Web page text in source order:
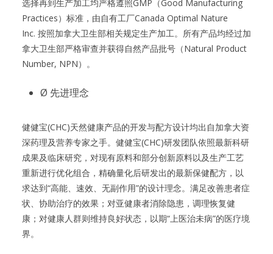
选择再到生产加工均严格遵照GMP（Good Manufacturing
Practices）标准，由自有工厂Canada Optimal Nature
Inc. 按照加拿大卫生部相关规定生产加工。所有产品均经过加
拿大卫生部严格审查并获得自然产品批号（Natural Product
Number, NPN）。
Ø 先进理念
健健宝(CHC)天然健康产品的开发与配方设计均出自加拿大资
深药理及营养专家之手。健健宝(CHC)研发团队依照最新科研
成果及临床研究，对现有原料和部分创新原料以及生产工艺
重新进行优化组合，精确量化后研发出的最新保健配方，以
求达到“高能、速效、无副作用”的设计理念。满足改善患者症
状、协助治疗的效果；对亚健康者消除隐患，调理恢复健
康；对健康人群则维持良好状态，以期“上医治未病”的医疗境
界。